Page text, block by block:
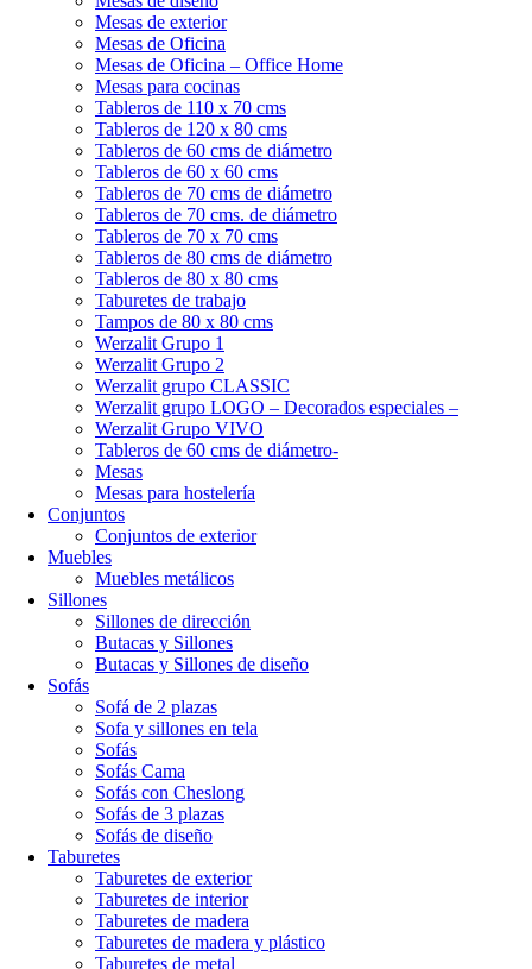
Mesas de exterior
Mesas de Oficina
Mesas de Oficina – Office Home
Mesas para cocinas
Tableros de 110 x 70 cms
Tableros de 120 x 80 cms
Tableros de 60 cms de diámetro
Tableros de 60 x 60 cms
Tableros de 70 cms de diámetro
Tableros de 70 cms. de diámetro
Tableros de 70 x 70 cms
Tableros de 80 cms de diámetro
Tableros de 80 x 80 cms
Taburetes de trabajo
Tampos de 80 x 80 cms
Werzalit Grupo 1
Werzalit Grupo 2
Werzalit grupo CLASSIC
Werzalit grupo LOGO – Decorados especiales –
Werzalit Grupo VIVO
Tableros de 60 cms de diámetro-
Mesas
Mesas para hostelería
Conjuntos
Conjuntos de exterior
Muebles
Muebles metálicos
Sillones
Sillones de dirección
Butacas y Sillones
Butacas y Sillones de diseño
Sofás
Sofá de 2 plazas
Sofa y sillones en tela
Sofás
Sofás Cama
Sofás con Cheslong
Sofás de 3 plazas
Sofás de diseño
Taburetes
Taburetes de exterior
Taburetes de interior
Taburetes de madera
Taburetes de madera y plástico
Taburetes de metal